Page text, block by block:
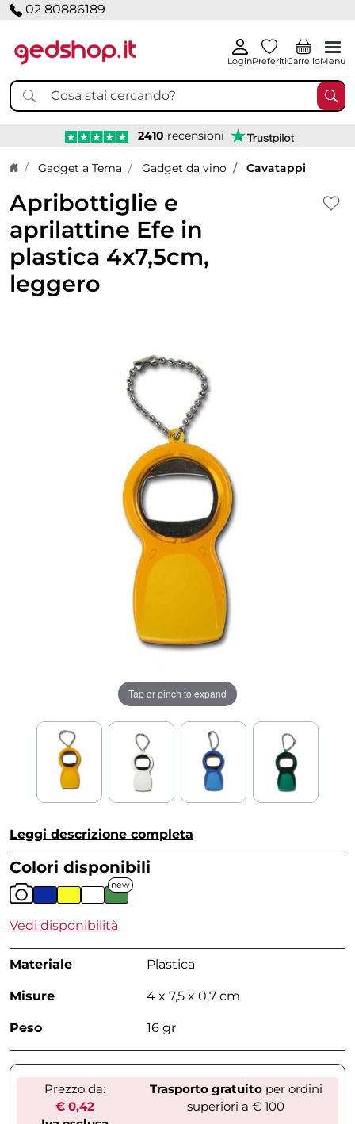
02 80886189
LoginPreferitiCarrelloMenu
2410 recensioni
Home page
Gadget a Tema Gadget da vino Cavatappi
Apribottiglie e
aprilattine Efe in
plastica 4x7,5cm,
leggero
Tap or pinch to expand
Leggi descrizione completa
Colori disponibili
new
Vedi disponibilità
Materiale Plastica
Misure 4 x 7,5 x 0,7 cm
Peso 16 gr
Prezzo da:
€ 0,42
Trasporto gratuitoper ordini
superiori a € 100